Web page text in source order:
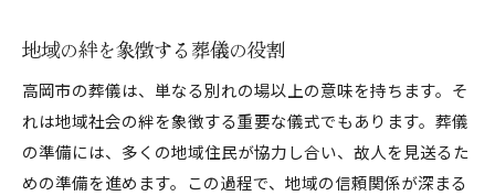
伝統が生む心温まる葬儀スタイル
地域社会が支える葬儀の運営
葬儀における地域の役割と影響
故人を偲ぶための地域の取り組み
地域の絆を象徴する葬儀の役割
高岡市の葬儀は、単なる別れの場以上の意味を持ちます。そ
れは地域社会の絆を象徴する重要な儀式でもあります。葬儀
の準備には、多くの地域住民が協力し合い、故人を見送るた
めの準備を進めます。この過程で、地域の信頼関係が深まる